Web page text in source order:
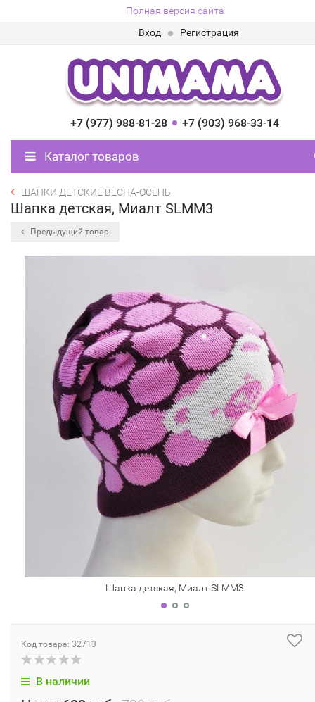
Полная версия сайта
Вход
Регистрация
+7 (977) 988-81-28 +7 (903) 968-33-14
Каталог товаров
ШАПКИ ДЕТСКИЕ ВЕСНА-ОСЕНЬ
Шапка детская, Миалт SLMM3
Предыдущий товар
Шапка детская, Миалт SLMM3
Код товара: 32713
В наличии